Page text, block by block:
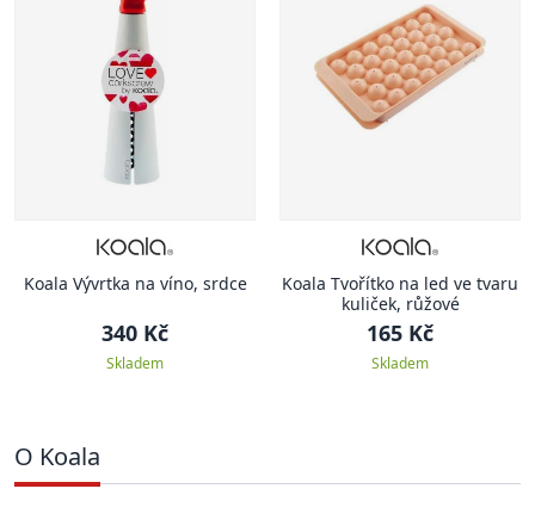
Koala Vývrtka na víno, srdce
340 Kč
Skladem
Koala Tvořítko na led ve tvaru
kuliček, růžové
165 Kč
Skladem
O Koala